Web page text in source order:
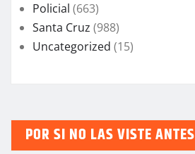
Policial (663)
Santa Cruz (988)
Uncategorized (15)
POR SI NO LAS VISTE ANTES